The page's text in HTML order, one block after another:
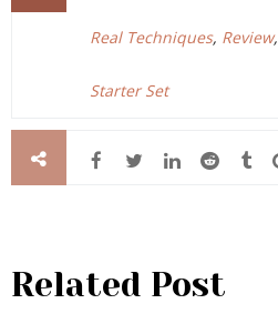
Real Techniques, Review,
Starter Set
Related Post